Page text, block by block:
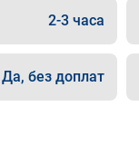
2-3 часа
Да, без доплат